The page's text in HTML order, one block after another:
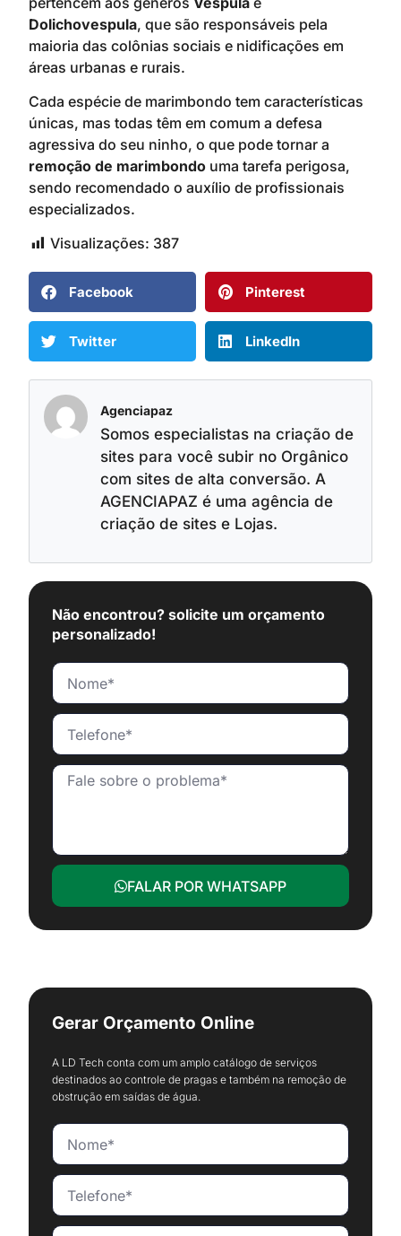
Dolichovespula, que são responsáveis pela
maioria das colônias sociais e nidificações em
áreas urbanas e rurais.
Cada espécie de marimbondo tem características
únicas, mas todas têm em comum a defesa
agressiva do seu ninho, o que pode tornar a
remoção de marimbondo uma tarefa perigosa,
sendo recomendado o auxílio de profissionais
especializados.
Visualizações: 387
Facebook Pinterest
Twitter LinkedIn
Agenciapaz
Somos especialistas na criação de
sites para você subir no Orgânico
com sites de alta conversão. A
AGENCIAPAZ é uma agência de
criação de sites e Lojas.
Não encontrou? solicite um orçamento
personalizado!
FALAR POR WHATSAPP
Gerar Orçamento Online
A LD Tech conta com um amplo catálogo de serviços
destinados ao controle de pragas e também na remoção de
obstrução em saídas de água.